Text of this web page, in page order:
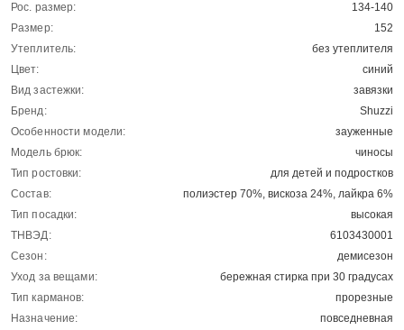
Рос. размер:
134-140
Размер:
152
Утеплитель:
без утеплителя
Цвет:
синий
Вид застежки:
завязки
Бренд:
Shuzzi
Особенности модели:
зауженные
Модель брюк:
чиносы
Тип ростовки:
для детей и подростков
Состав:
полиэстер 70%, вискоза 24%, лайкра 6%
Тип посадки:
высокая
ТНВЭД:
6103430001
Сезон:
демисезон
Уход за вещами:
бережная стирка при 30 градусах
Тип карманов:
прорезные
Назначение:
повседневная